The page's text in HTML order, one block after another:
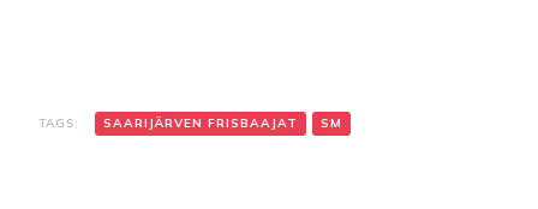
TAGS: SAARIJÄRVEN FRISBAAJAT SM